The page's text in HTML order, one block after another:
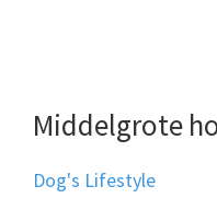
Middelgrote
Dog's Lifestyle